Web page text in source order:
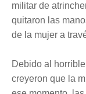
militar de
quitaron las
de la mujer a
Debido al
creyeron que la